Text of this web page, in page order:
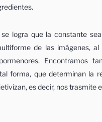
se logra que la constante
de las imágenes,
Encontramos
forma, que determinan la
es decir, nos trasmite